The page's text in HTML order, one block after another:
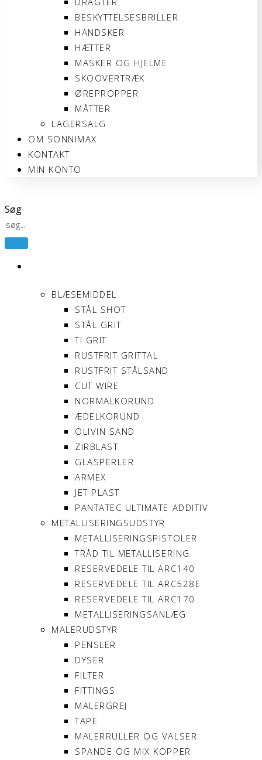
BESKYTTELSESBRILLER
HANDSKER
HÆTTER
MASKER OG HJELME
SKOOVERTRÆK
ØREPROPPER
MÅTTER
LAGERSALG
OM SONNIMAX
KONTAKT
MIN KONTO
Søg
BLÆSEMIDDEL
STÅL SHOT
STÅL GRIT
TI GRIT
RUSTFRIT GRITTAL
RUSTFRIT STÅLSAND
CUT WIRE
NORMALKORUND
ÆDELKORUND
OLIVIN SAND
ZIRBLAST
GLASPERLER
ARMEX
JET PLAST
PANTATEC ULTIMATE ADDITIV
METALLISERINGSUDSTYR
METALLISERINGSPISTOLER
TRÅD TIL METALLISERING
RESERVEDELE TIL ARC140
RESERVEDELE TIL ARC528E
RESERVEDELE TIL ARC170
METALLISERINGSANLÆG
MALERUDSTYR
PENSLER
DYSER
FILTER
FITTINGS
MALERGREJ
TAPE
MALERRULLER OG VALSER
SPANDE OG MIX KOPPER